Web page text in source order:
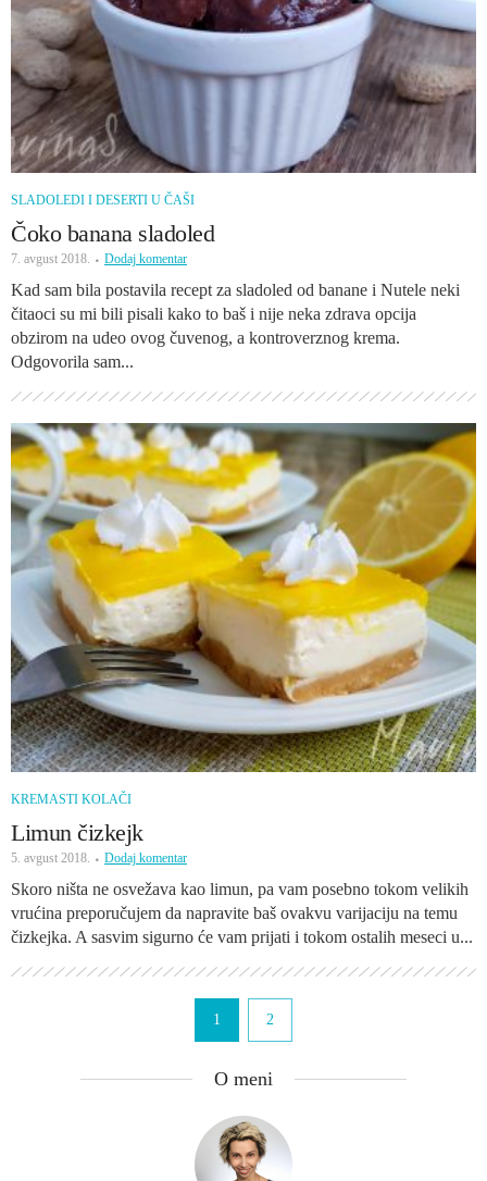
SLADOLEDI I DESERTI U ČAŠI
Čoko banana sladoled
7. avgust 2018. Dodaj komentar
Kad sam bila postavila recept za sladoled od banane i Nutele neki
čitaoci su mi bili pisali kako to baš i nije neka zdrava opcija
obzirom na udeo ovog čuvenog, a kontroverznog krema.
Odgovorila sam...
KREMASTI KOLAČI
Limun čizkejk
5. avgust 2018. Dodaj komentar
Skoro ništa ne osvežava kao limun, pa vam posebno tokom velikih
vrućina preporučujem da napravite baš ovakvu varijaciju na temu
čizkejka. A sasvim sigurno će vam prijati i tokom ostalih meseci u...
1 2
O meni